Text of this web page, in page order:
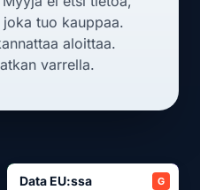
tuo kauppaa.
aloittaa.
varrella.
Data EU:ssa